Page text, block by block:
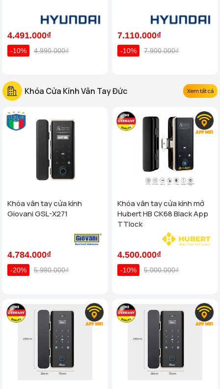
4.491.000₫
-10% 4.990.000₫
7.110.000₫
-10% 7.900.000₫
Khóa Cửa Kính Vân Tay Đức Xem tất cả
Khóa vân tay cửa kính
Giovani GSL-X271
4.784.000₫
-20% 5.980.000₫
Khóa vân tay cửa kính mở
Hubert HB CK68 Black App
TTlock
4.500.000₫
-10% 5.000.000₫